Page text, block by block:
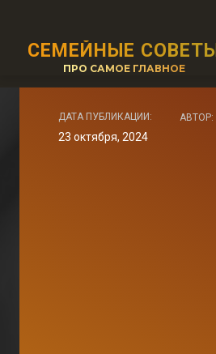
СЕМЕЙНЫЕ СОВЕТЫ
ПРО САМОЕ ГЛАВНОЕ
ДАТА ПУБЛИКАЦИИ:
23 октября, 2024
АВТОР: